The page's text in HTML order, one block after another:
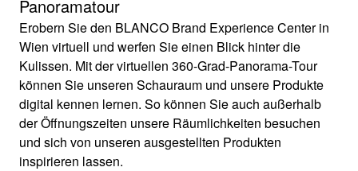
Panoramatour
Erobern Sie den BLANCO Brand Experience Center in
Wien virtuell und werfen Sie einen Blick hinter die
Kulissen. Mit der virtuellen 360-Grad-Panorama-Tour
können Sie unseren Schauraum und unsere Produkte
digital kennen lernen. So können Sie auch außerhalb
der Öffnungszeiten unsere Räumlichkeiten besuchen
und sich von unseren ausgestellten Produkten
inspirieren lassen.